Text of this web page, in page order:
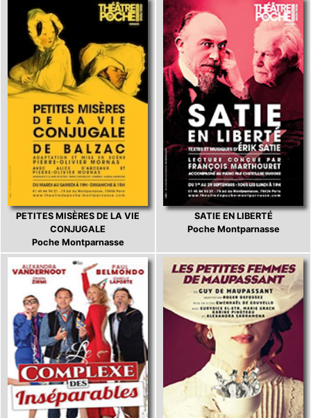
PETITES MISÈRES DE LA VIE
CONJUGALE
Poche Montparnasse
SATIE EN LIBERTÉ
Poche Montparnasse